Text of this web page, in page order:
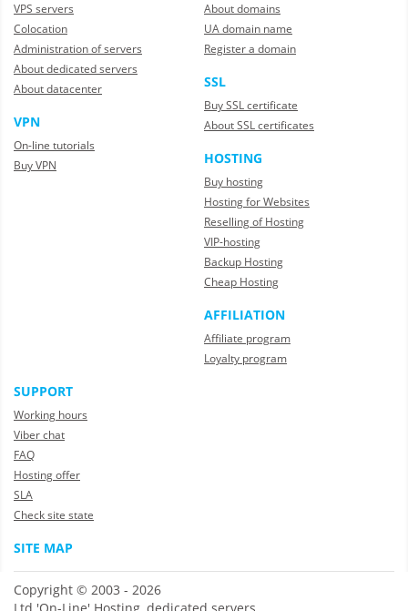
VPS servers
Colocation
Administration of servers
About dedicated servers
About datacenter
VPN
On-line tutorials
Buy VPN
About domains
UA domain name
Register a domain
SSL
Buy SSL certificate
About SSL certificates
HOSTING
Buy hosting
Hosting for Websites
Reselling of Hosting
VIP-hosting
Backup Hosting
Cheap Hosting
AFFILIATION
Affiliate program
Loyalty program
SUPPORT
Working hours
Viber chat
FAQ
Hosting offer
SLA
Check site state
SITE MAP
Copyright © 2003 - 2026